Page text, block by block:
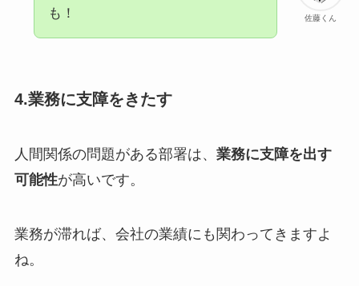
佐藤くん
も！
4.業務に支障をきたす
人間関係の問題がある部署は、 業務に支障を出す
可能性が高いです。
業務が滞れば、会社の業績にも関わってきますよ
ね。